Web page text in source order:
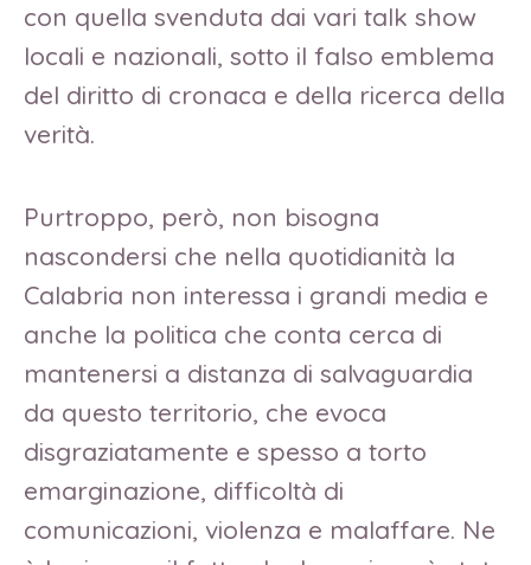
con quella svenduta dai vari talk show
locali e nazionali, sotto il falso emblema
del diritto di cronaca e della ricerca della
verità.
Purtroppo, però, non bisogna
nascondersi che nella quotidianità la
Calabria non interessa i grandi media e
anche la politica che conta cerca di
mantenersi a distanza di salvaguardia
da questo territorio, che evoca
disgraziatamente e spesso a torto
emarginazione, difficoltà di
comunicazioni, violenza e malaffare. Ne